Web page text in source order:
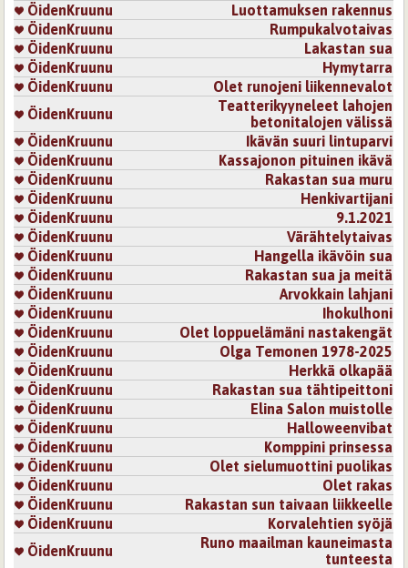
ÖidenKruunu
Luottamuksen rakennus
ÖidenKruunu
Rumpukalvotaivas
ÖidenKruunu
Lakastan sua
ÖidenKruunu
Hymytarra
ÖidenKruunu
Olet runojeni liikennevalot
ÖidenKruunu
Teatterikyyneleet lahojen
betonitalojen välissä
ÖidenKruunu
Ikävän suuri lintuparvi
ÖidenKruunu
Kassajonon pituinen ikävä
ÖidenKruunu
Rakastan sua muru
ÖidenKruunu
Henkivartijani
ÖidenKruunu
9.1.2021
ÖidenKruunu
Värähtelytaivas
ÖidenKruunu
Hangella ikävöin sua
ÖidenKruunu
Rakastan sua ja meitä
ÖidenKruunu
Arvokkain lahjani
ÖidenKruunu
Ihokulhoni
ÖidenKruunu
Olet loppuelämäni nastakengät
ÖidenKruunu
Olga Temonen 1978-2025
ÖidenKruunu
Herkkä olkapää
ÖidenKruunu
Rakastan sua tähtipeittoni
ÖidenKruunu
Elina Salon muistolle
ÖidenKruunu
Halloweenvibat
ÖidenKruunu
Komppini prinsessa
ÖidenKruunu
Olet sielumuottini puolikas
ÖidenKruunu
Olet rakas
ÖidenKruunu
Rakastan sun taivaan liikkeelle
ÖidenKruunu
Korvalehtien syöjä
ÖidenKruunu
Runo maailman kauneimasta
tunteesta